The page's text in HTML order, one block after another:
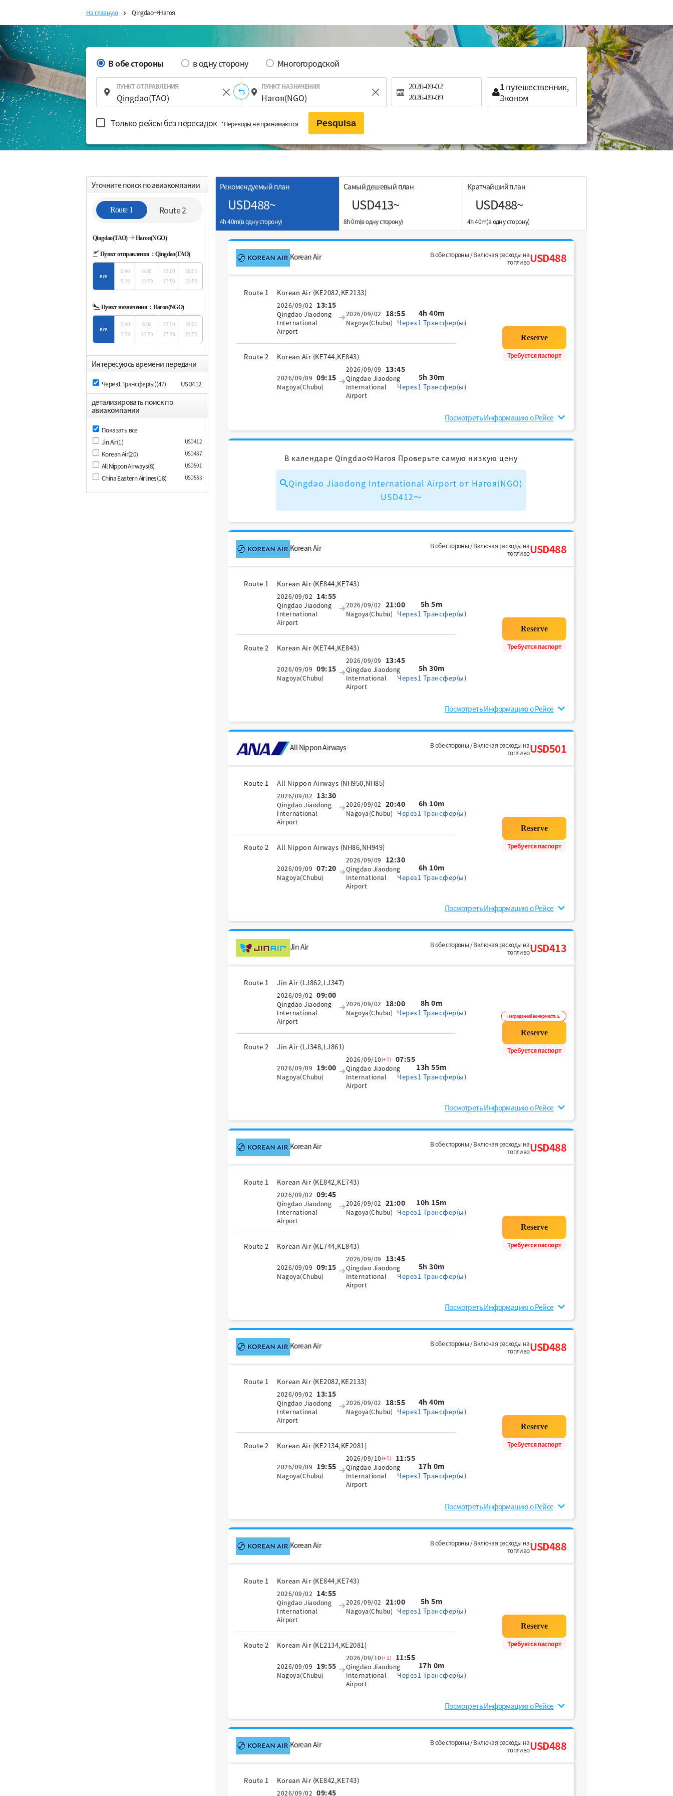
На главную Qingdao→Нагоя
В обе стороны в одну сторону Многогородской
ПУНКТ ОТПРАВЛЕНИЯ ПУНКТ НАЗНАЧЕНИЯ 2026-09-02
2026-09-09
1путешественник,
Эконом
Только рейсы без пересадок *Переводы не принимаются Pesquisa
Уточните поиск по авиакомпании
Route 1 Route 2
Qingdao(TAO) Нагоя(NGO)
Пункт отправления：Qingdao(TAO)
все
0:00
-
5:59
6:00
-
11:59
12:00
-
17:59
18:00
-
23:59
Пункт назначения： Нагоя(NGO)
все
0:00
-
5:59
6:00
-
11:59
12:00
-
17:59
18:00
-
23:59
Интересуюсь времени передачи
Через1 Трансфер(ы)(47) USD412
детализировать поиск по
авиакомпании
Показать все
Jin Air(1)
USD412
Korean Air(20) USD487
All Nippon Airways(8) USD501
China Eastern Airlines(18) USD583
Рекомендуемый план
USD488~
4h 40m(в одну сторону)
Самый дешевый план
USD413~
8h 0m(в одну сторону)
Кратчайший план
USD488~
4h 40m(в одну сторону)
Korean Air
В обе стороны / Включая расходы на
топливоUSD488
Route 1 Korean Air (KE2082,KE2133)
2026/09/02 13:15
Qingdao Jiaodong
International
Airport
2026/09/02 18:55
Nagoya(Chubu)
4h 40m
Через1 Трансфер(ы)
Route 2 Korean Air (KE744,KE843)
2026/09/09 09:15
Nagoya(Chubu)
2026/09/09 13:45
Qingdao Jiaodong
International
Airport
5h 30m
Через1 Трансфер(ы)
Требуется паспорт
Посмотреть Информацию о Рейсе
В календаре Qingdao⇔Нагоя Проверьте самую низкую цену
Qingdao Jiaodong International Airport от Нагоя(NGO)
USD412～
Korean Air
В обе стороны / Включая расходы на
топливоUSD488
Route 1 Korean Air (KE844,KE743)
2026/09/02 14:55
Qingdao Jiaodong
International
Airport
2026/09/02 21:00
Nagoya(Chubu)
5h 5m
Через1 Трансфер(ы)
Route 2 Korean Air (KE744,KE843)
2026/09/09 09:15
Nagoya(Chubu)
2026/09/09 13:45
Qingdao Jiaodong
International
Airport
5h 30m
Через1 Трансфер(ы)
Требуется паспорт
Посмотреть Информацию о Рейсе
All Nippon Airways
В обе стороны / Включая расходы на
топливоUSD501
Route 1 All Nippon Airways (NH950,NH85)
2026/09/02 13:30
Qingdao Jiaodong
International
Airport
2026/09/02 20:40
Nagoya(Chubu)
6h 10m
Через1 Трансфер(ы)
Route 2 All Nippon Airways (NH86,NH949)
2026/09/09 07:20
Nagoya(Chubu)
2026/09/09 12:30
Qingdao Jiaodong
International
Airport
6h 10m
Через1 Трансфер(ы)
Требуется паспорт
Посмотреть Информацию о Рейсе
Jin Air
В обе стороны / Включая расходы на
топливоUSD413
Route 1 Jin Air (LJ862,LJ347)
2026/09/02 09:00
Qingdao Jiaodong
International
Airport
2026/09/02 18:00
Nagoya(Chubu)
8h 0m
Через1 Трансфер(ы)
Route 2 Jin Air (LJ348,LJ861)
2026/09/09 19:00
Nagoya(Chubu)
2026/09/10 (+1) 07:55
Qingdao Jiaodong
International
Airport
13h 55m
Через1 Трансфер(ы)
Непроданной номер места:5.
Требуется паспорт
Посмотреть Информацию о Рейсе
Korean Air
В обе стороны / Включая расходы на
топливоUSD488
Route 1 Korean Air (KE842,KE743)
2026/09/02 09:45
Qingdao Jiaodong
International
Airport
2026/09/02 21:00
Nagoya(Chubu)
10h 15m
Через1 Трансфер(ы)
Route 2 Korean Air (KE744,KE843)
2026/09/09 09:15
Nagoya(Chubu)
2026/09/09 13:45
Qingdao Jiaodong
International
Airport
5h 30m
Через1 Трансфер(ы)
Требуется паспорт
Посмотреть Информацию о Рейсе
Korean Air
В обе стороны / Включая расходы на
топливоUSD488
Route 1 Korean Air (KE2082,KE2133)
2026/09/02 13:15
Qingdao Jiaodong
International
Airport
2026/09/02 18:55
Nagoya(Chubu)
4h 40m
Через1 Трансфер(ы)
Route 2 Korean Air (KE2134,KE2081)
2026/09/09 19:55
Nagoya(Chubu)
2026/09/10 (+1) 11:55
Qingdao Jiaodong
International
Airport
17h 0m
Через1 Трансфер(ы)
Требуется паспорт
Посмотреть Информацию о Рейсе
Korean Air
В обе стороны / Включая расходы на
топливоUSD488
Route 1 Korean Air (KE844,KE743)
2026/09/02 14:55
Qingdao Jiaodong
International
Airport
2026/09/02 21:00
Nagoya(Chubu)
5h 5m
Через1 Трансфер(ы)
Route 2 Korean Air (KE2134,KE2081)
2026/09/09 19:55
Nagoya(Chubu)
2026/09/10 (+1) 11:55
Qingdao Jiaodong
International
Airport
17h 0m
Через1 Трансфер(ы)
Требуется паспорт
Посмотреть Информацию о Рейсе
Korean Air
В обе стороны / Включая расходы на
топливоUSD488
Route 1 Korean Air (KE842,KE743)
2026/09/02 09:45